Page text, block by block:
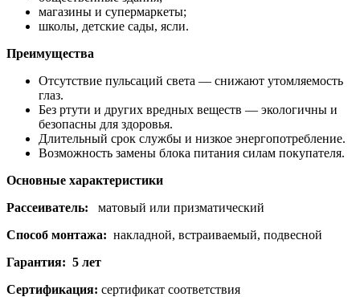
магазины и супермаркеты;
школы, детские сады, ясли.
Преимущества
Отсутствие пульсаций света — снижают утомляемость
глаз.
Без ртути и других вредных веществ — экологичны и
безопасны для здоровья.
Длительный срок службы и низкое энергопотребление.
Возможность замены блока питания силам покупателя.
Основные характеристики
Рассеиватель:
матовый или призматический
Способ монтажа: накладной, встраиваемый, подвесной
Гарантия: 5 лет
Сертификация: сертификат соответствия